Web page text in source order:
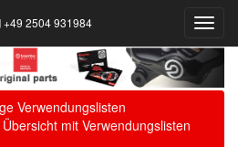
+49 2504 931984
Verwendungslisten
mit Verwendungslisten